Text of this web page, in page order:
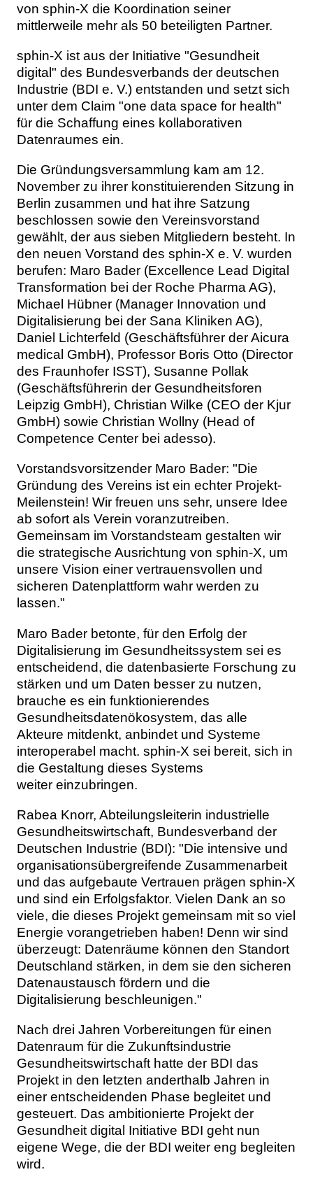
von sphin-X die Koordination seiner
mittlerweile mehr als 50 beteiligten Partner.
sphin-X ist aus der Initiative "Gesundheit
digital" des Bundesverbands der deutschen
Industrie (BDI e. V.) entstanden und setzt sich
unter dem Claim "one data space for health"
für die Schaffung eines kollaborativen
Datenraumes ein.
Die Gründungsversammlung kam am 12.
November zu ihrer konstituierenden Sitzung in
Berlin zusammen und hat ihre Satzung
beschlossen sowie den Vereinsvorstand
gewählt, der aus sieben Mitgliedern besteht. In
den neuen Vorstand des sphin-X e. V. wurden
berufen: Maro Bader (Excellence Lead Digital
Transformation bei der Roche Pharma AG),
Michael Hübner (Manager Innovation und
Digitalisierung bei der Sana Kliniken AG),
Daniel Lichterfeld (Geschäftsführer der Aicura
medical GmbH), Professor Boris Otto (Director
des Fraunhofer ISST), Susanne Pollak
(Geschäftsführerin der Gesundheitsforen
Leipzig GmbH), Christian Wilke (CEO der Kjur
GmbH) sowie Christian Wollny (Head of
Competence Center bei adesso).
Vorstandsvorsitzender Maro Bader: "Die
Gründung des Vereins ist ein echter Projekt-
Meilenstein! Wir freuen uns sehr, unsere Idee
ab sofort als Verein voranzutreiben.
Gemeinsam im Vorstandsteam gestalten wir
die strategische Ausrichtung von sphin-X, um
unsere Vision einer vertrauensvollen und
sicheren Datenplattform wahr werden zu
lassen."
Maro Bader betonte, für den Erfolg der
Digitalisierung im Gesundheitssystem sei es
entscheidend, die datenbasierte Forschung zu
stärken und um Daten besser zu nutzen,
brauche es ein funktionierendes
Gesundheitsdatenökosystem, das alle
Akteure mitdenkt, anbindet und Systeme
interoperabel macht. sphin-X sei bereit, sich in
die Gestaltung dieses Systems
weiter einzubringen.
Rabea Knorr, Abteilungsleiterin industrielle
Gesundheitswirtschaft, Bundesverband der
Deutschen Industrie (BDI): "Die intensive und
organisationsübergreifende Zusammenarbeit
und das aufgebaute Vertrauen prägen sphin-X
und sind ein Erfolgsfaktor. Vielen Dank an so
viele, die dieses Projekt gemeinsam mit so viel
Energie vorangetrieben haben! Denn wir sind
überzeugt: Datenräume können den Standort
Deutschland stärken, in dem sie den sicheren
Datenaustausch fördern und die
Digitalisierung beschleunigen."
Nach drei Jahren Vorbereitungen für einen
Datenraum für die Zukunftsindustrie
Gesundheitswirtschaft hatte der BDI das
Projekt in den letzten anderthalb Jahren in
einer entscheidenden Phase begleitet und
gesteuert. Das ambitionierte Projekt der
Gesundheit digital Initiative BDI geht nun
eigene Wege, die der BDI weiter eng begleiten
wird.